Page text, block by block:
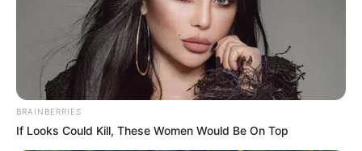
PostedFriss hírek
BRAINBERRIES
If Looks Could Kill, These Women Would Be On Top